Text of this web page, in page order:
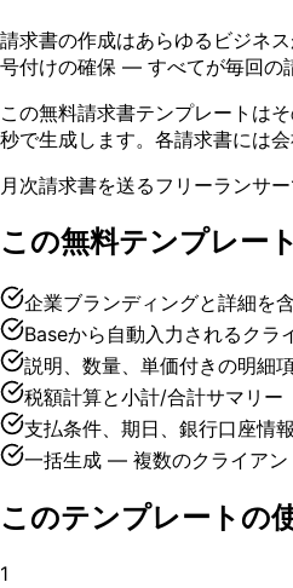
請求書の作成はあらゆるビジネ
号付けの確保 — すべてが毎回の
この無料請求書テンプレートは
秒で生成します。各請求書には
月次請求書を送るフリーランサ
この無料テンプレー
企業ブランディングと詳細を
Baseから自動入力されるクラ
説明、数量、単価付きの明細
税額計算と小計/合計サマリー
支払条件、期日、銀行口座情
一括生成 — 複数のクライアン
このテンプレートの
1